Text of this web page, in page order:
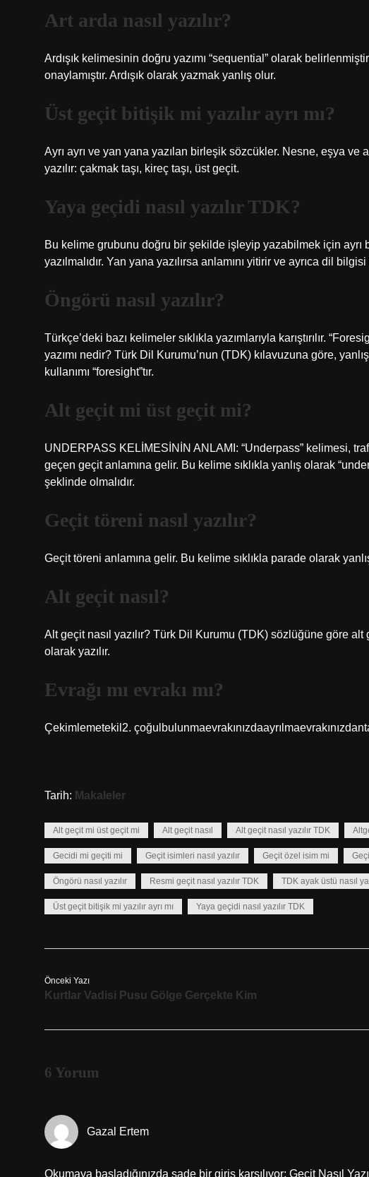
Art arda nasıl yazılır?
Ardışık kelimesinin doğru yazımı “sequential” olarak
onaylamıştır. Ardışık olarak yazmak yanlış olur.
Üst geçit bitişik mi yazılır ayrı mı?
Ayrı ayrı ve yan yana yazılan birleşik sözcükler. Nesne, eşya ve
yazılır: çakmak taşı, kireç taşı, üst geçit.
Yaya geçidi nasıl yazılır TDK?
Bu kelime grubunu doğru bir şekilde işleyip yazabilmek için ayrı
yazılmalıdır. Yan yana yazılırsa anlamını yitirir ve ayrıca dil
Öngörü nasıl yazılır?
Türkçe’deki bazı kelimeler sıklıkla yazımlarıyla karıştırılır.
yazımı nedir? Türk Dil Kurumu’nun (TDK) kılavuzuna göre,
kullanımı “foresight”tır.
Alt geçit mi üst geçit mi?
UNDERPASS KELİMESİNİN ANLAMI: “Underpass” kelimesi,
geçen geçit anlamına gelir. Bu kelime sıklıkla yanlış olarak
şeklinde olmalıdır.
Geçit töreni nasıl yazılır?
Geçit töreni anlamına gelir. Bu kelime sıklıkla parade olarak
Alt geçit nasıl?
Alt geçit nasıl yazılır? Türk Dil Kurumu (TDK) sözlüğüne göre alt
olarak yazılır.
Evrağı mı evrakı mı?
Çekimlemetekil2.
Tarih: Makaleler
Alt geçit mi üst geçit mi Alt geçit nasıl Alt geçit nasıl yazılır TDK
Gecidi mi geçiti mi Geçit isimleri nasıl yazılır Geçit özel isim mi
Öngörü nasıl yazılır Resmi geçit nasıl yazılır TDK TDK ayak üstü nasıl
Üst geçit bitişik mi yazılır ayrı mı Yaya geçidi nasıl yazılır TDK
Önceki Yazı
Kurtlar Vadisi Pusu Gölge Gerçekte Kim
6 Yorum
Gazal Ertem
Okumaya başladığınızda sade bir giriş karşılıyor; Geçit Nasıl